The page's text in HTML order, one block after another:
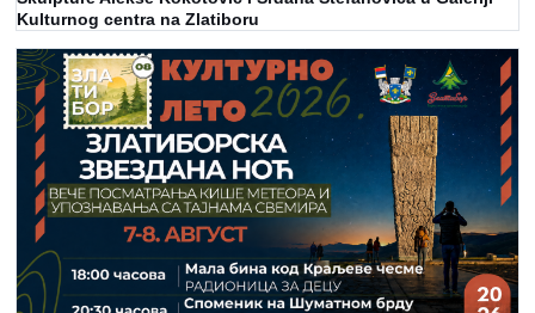
Kulturnog centra na Zlatiboru